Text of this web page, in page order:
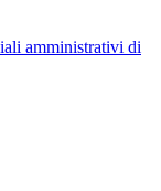
amministrativi di